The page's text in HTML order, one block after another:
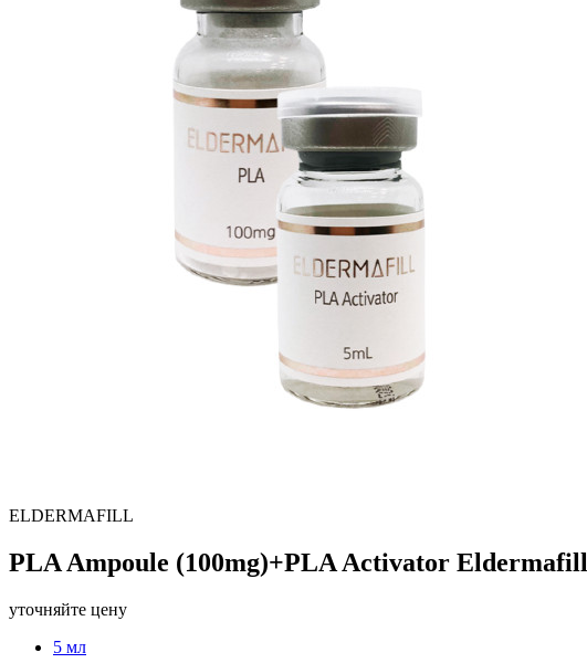
ELDERMAFILL
PLA Ampoule (100mg)+PLA Activator Eldermafill
уточняйте цену
5 мл